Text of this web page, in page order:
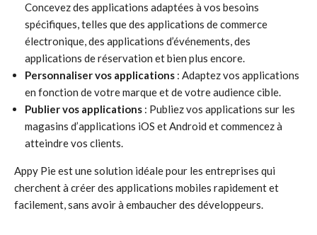
Concevez des applications adaptées à vos besoins
spécifiques, telles que des applications de commerce
électronique, des applications d’événements, des
applications de réservation et bien plus encore.
Personnaliser vos applications : Adaptez vos applications
en fonction de votre marque et de votre audience cible.
Publier vos applications : Publiez vos applications sur les
magasins d’applications iOS et Android et commencez à
atteindre vos clients.
Appy Pie est une solution idéale pour les entreprises qui
cherchent à créer des applications mobiles rapidement et
facilement, sans avoir à embaucher des développeurs.